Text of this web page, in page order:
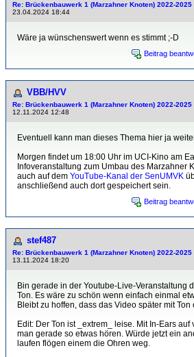
Re: Brückenbauwerk 1 (Marzahner Knoten) 2022-2025
23.04.2024 18:44
Wäre ja wünschenswert wenn es stimmt ;-D
Beitrag
VBB/HVV
Re: Brückenbauwerk 1 (Marzahner Knoten) 2022-2025
12.11.2024 12:48
Eventuell kann man dieses Thema hier ja
Morgen findet um 18:00 Uhr im UCI-Kino am
Infoveranstaltung zum Umbau des Marzahner
auch auf dem YouTube-Kanal der SenUMVK
anschließend auch dort gespeichert sein.
Beitrag
stef487
Re: Brückenbauwerk 1 (Marzahner Knoten) 2022-2025
13.11.2024 18:20
Bin gerade in der Youtube-Live-Veranstaltung
Ton. Es wäre zu schön wenn einfach einmal
Bleibt zu hoffen, dass das Video später mit
Edit: Der Ton ist _extrem_ leise. Mit In-Ears
man gerade so etwas hören. Würde jetzt ein
laufen flögen einem die Ohren weg.